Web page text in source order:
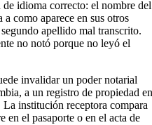
idioma correcto: el nombre del
como aparece en sus otros
apellido mal transcrito.
no notó porque no leyó el
invalidar un poder notarial
a un registro de propiedad en
institución receptora compara
en el pasaporte o en el acta de